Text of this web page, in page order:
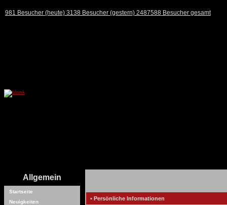
981 Besucher (heute) 3138 Besucher (gestern) 2487588 Besucher gesamt
Allgemein
Startseite
Neuigkeiten
• Persönliche Informationen